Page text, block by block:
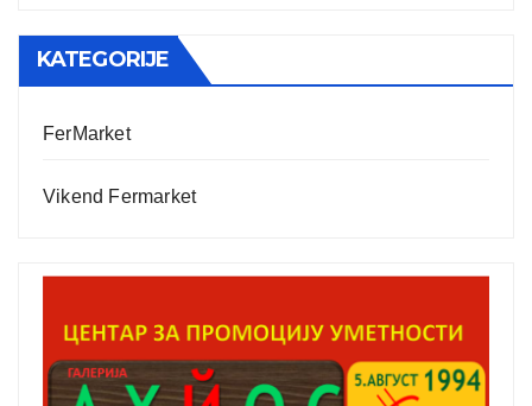
KATEGORIJE
FerMarket
Vikend Fermarket